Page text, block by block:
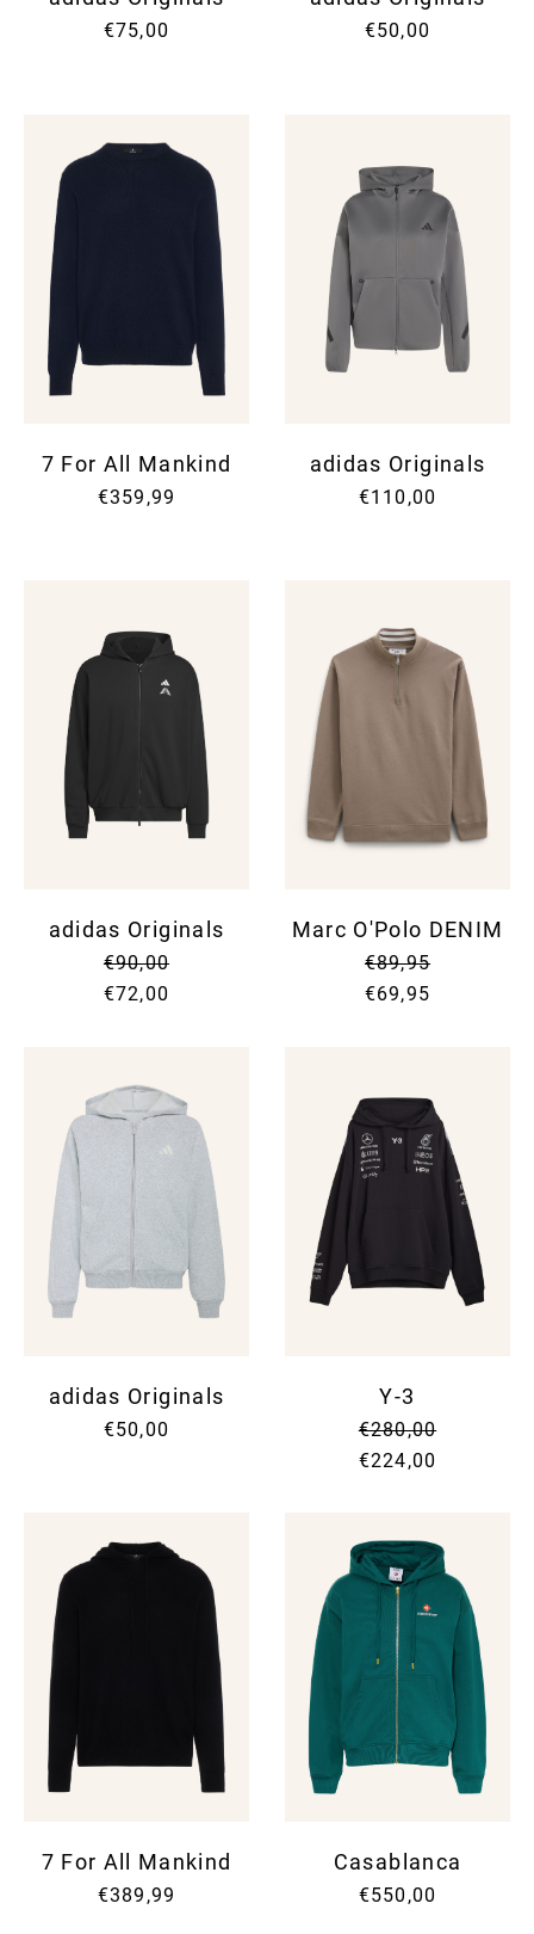
€75,00 €50,00
7 For All Mankind
€359,99
adidas Originals
€110,00
adidas Originals
€90,00
€72,00
Marc O'Polo DENIM
€89,95
€69,95
adidas Originals
€50,00
Y-3
€280,00
€224,00
7 For All Mankind
€389,99
Casablanca
€550,00